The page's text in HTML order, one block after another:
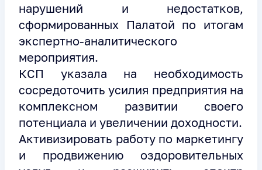
нарушений и недостатков,
сформированных Палатой по итогам
экспертно-аналитического
мероприятия.
КСП указала на необходимость
сосредоточить усилия предприятия на
комплексном развитии своего
потенциала и увеличении доходности.
Активизировать работу по маркетингу
и продвижению оздоровительных